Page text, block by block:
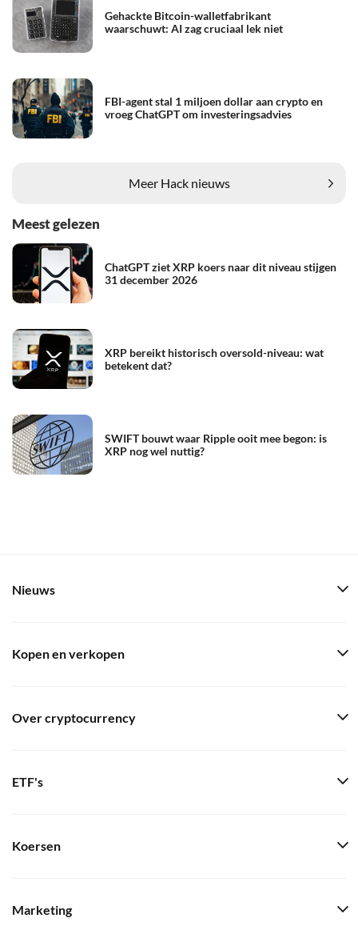
Gehackte Bitcoin-walletfabrikant
waarschuwt: AI zag cruciaal lek niet
FBI-agent stal 1 miljoen dollar aan crypto en
vroeg ChatGPT om investeringsadvies
Meer Hack nieuws
Meest gelezen
ChatGPT ziet XRP koers naar dit niveau stijgen
31 december 2026
XRP bereikt historisch oversold-niveau: wat
betekent dat?
SWIFT bouwt waar Ripple ooit mee begon: is
XRP nog wel nuttig?
Nieuws
Kopen en verkopen
Over cryptocurrency
ETF's
Koersen
Marketing